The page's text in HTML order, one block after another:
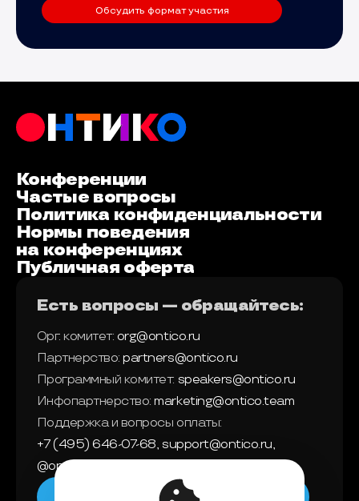
Обсудить формат участия
Конференции
Частые вопросы
Политика конфиденциальности
Нормы поведения
на конференциях
Публичная оферта
Есть вопросы — обращайтесь:
Орг. комитет: org@ontico.ru
Партнерство: partners@ontico.ru
Программный комитет: speakers@ontico.ru
Инфопартнерство: marketing@ontico.team
Поддержка и вопросы оплаты:
+7 (495) 646-07-68, support@ontico.ru,
@ontico_support
Мы в телеграм